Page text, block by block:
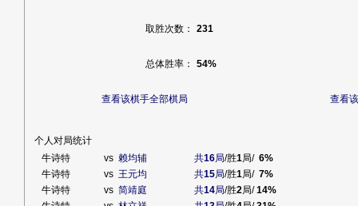
取胜次数： 231
总体胜率： 54%
查看该棋手全部棋局 查看
个人对局统计
牛诗特
vs 赖均辅 共16局/胜1局/6%
牛诗特
vs 王元均 共15局/胜1局/7%
牛诗特
vs 简靖庭 共14局/胜2局/14%